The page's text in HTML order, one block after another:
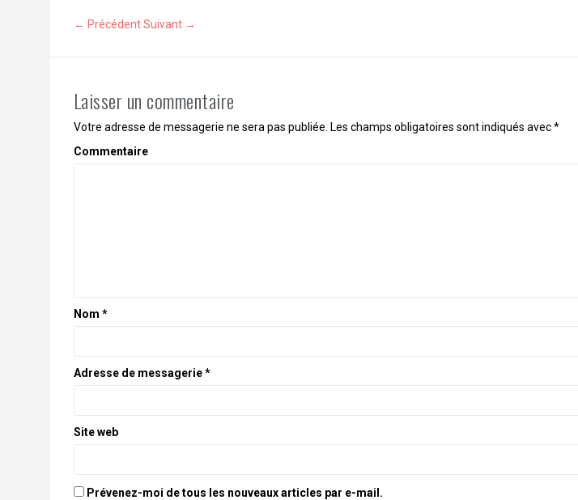
← Précédent Suivant →
Laisser un commentaire
Votre adresse de messagerie ne sera pas publiée. Les champs obligatoires sont indiqués avec*
Commentaire
Nom *
Adresse de messagerie*
Site web
Prévenez-moi de tous les nouveaux articles par e-mail.